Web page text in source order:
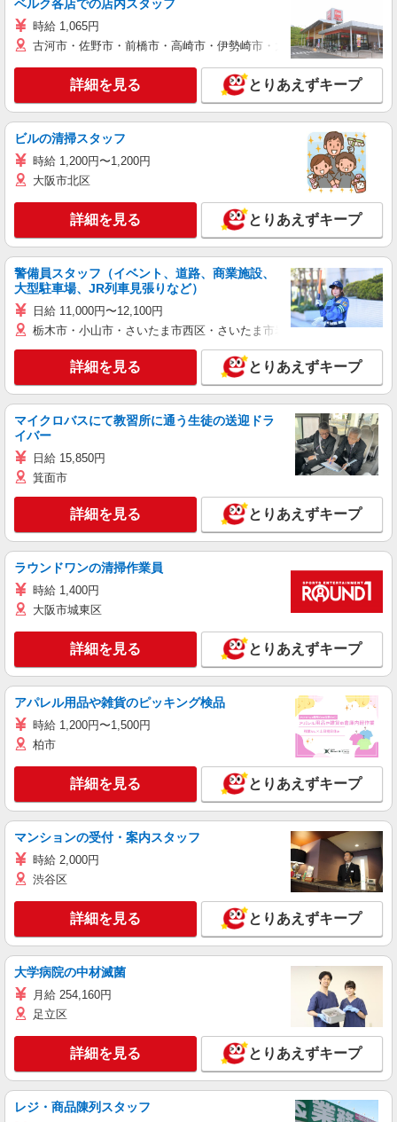
ベルク各店での店内スタッフ
時給 1,065円
古河市・佐野市・前橋市・高崎市・伊勢崎市・太田市・館林市・藤
詳細を見る とりあえずキープ
ビルの清掃スタッフ
時給 1,200円〜1,200円
大阪市北区
詳細を見る とりあえずキープ
警備員スタッフ（イベント、道路、商業施設、
大型駐車場、JR列車見張りなど）
日給 11,000円〜12,100円
栃木市・小山市・さいたま市西区・さいたま市岩槻区・久喜市・蓮田
詳細を見る とりあえずキープ
マイクロバスにて教習所に通う生徒の送迎ドラ
イバー
日給 15,850円
箕面市
詳細を見る とりあえずキープ
ラウンドワンの清掃作業員
時給 1,400円
大阪市城東区
詳細を見る とりあえずキープ
アパレル用品や雑貨のピッキング検品
時給 1,200円〜1,500円
柏市
詳細を見る とりあえずキープ
マンションの受付・案内スタッフ
時給 2,000円
渋谷区
詳細を見る とりあえずキープ
大学病院の中材滅菌
月給 254,160円
足立区
詳細を見る とりあえずキープ
レジ・商品陳列スタッフ